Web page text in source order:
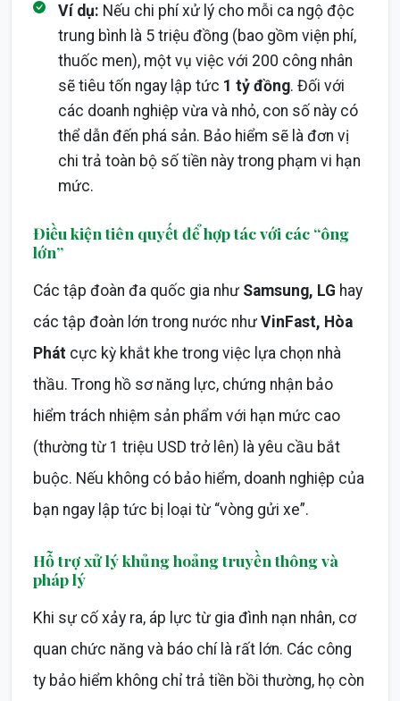
Ví dụ: Nếu chi phí xử lý cho mỗi ca ngộ độc
trung bình là 5 triệu đồng (bao gồm viện phí,
thuốc men), một vụ việc với 200 công nhân
sẽ tiêu tốn ngay lập tức 1 tỷ đồng. Đối với
các doanh nghiệp vừa và nhỏ, con số này có
thể dẫn đến phá sản. Bảo hiểm sẽ là đơn vị
chi trả toàn bộ số tiền này trong phạm vi hạn
mức.
Điều kiện tiên quyết để hợp tác với các “ông
lớn”
Các tập đoàn đa quốc gia như Samsung, LG hay
các tập đoàn lớn trong nước như VinFast, Hòa
Phát cực kỳ khắt khe trong việc lựa chọn nhà
thầu. Trong hồ sơ năng lực, chứng nhận bảo
hiểm trách nhiệm sản phẩm với hạn mức cao
(thường từ 1 triệu USD trở lên) là yêu cầu bắt
buộc. Nếu không có bảo hiểm, doanh nghiệp của
bạn ngay lập tức bị loại từ “vòng gửi xe”.
Hỗ trợ xử lý khủng hoảng truyền thông và
pháp lý
Khi sự cố xảy ra, áp lực từ gia đình nạn nhân, cơ
quan chức năng và báo chí là rất lớn. Các công
ty bảo hiểm không chỉ trả tiền bồi thường, họ còn